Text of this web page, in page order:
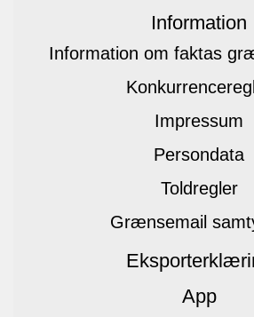
Information
Information om faktas
Impressum
Persondata
Toldregler
Grænsemail
App